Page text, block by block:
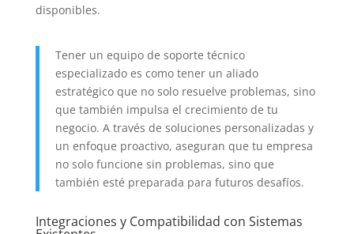
disponibles.
Tener un equipo de soporte técnico
especializado es como tener un aliado
estratégico que no solo resuelve problemas, sino
que también impulsa el crecimiento de tu
negocio. A través de soluciones personalizadas y
un enfoque proactivo, aseguran que tu empresa
no solo funcione sin problemas, sino que
también esté preparada para futuros desafíos.
Integraciones y Compatibilidad con Sistemas